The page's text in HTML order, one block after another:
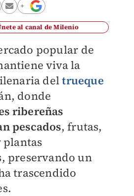
al canal de Milenio
popular de
viva la
deltrueque
donde
ribereñas
pescados, frutas,
plantas
preservando un
trascendido